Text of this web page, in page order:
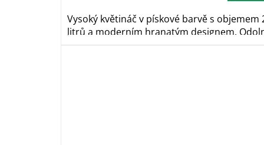
Vysoký květináč v pískové barvě s objemem
litrů a moderním hranatým designem.